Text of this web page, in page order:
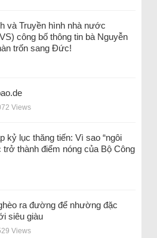
và Truyền hình nhà nước
công bố thông tin bà Nguyễn
trốn sang Đức!
Views
kỷ lục thăng tiến: Vì sao “ngôi
trở thành điểm nóng của Bộ Công
ra đường để nhường đặc
siêu giàu
Views